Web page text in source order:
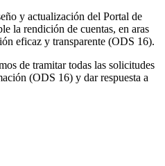
y actualización del Portal de
la rendición de cuentas, en aras
eficaz y transparente (ODS 16).
de tramitar todas las solicitudes
(ODS 16) y dar respuesta a